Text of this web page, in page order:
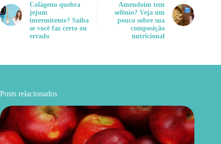
Colágeno quebra
jejum
intermitente? Saiba
se você faz certo ou
errado
Amendoim tem
selênio? Veja um
pouco sobre sua
composição
nutricional
Posts relacionados